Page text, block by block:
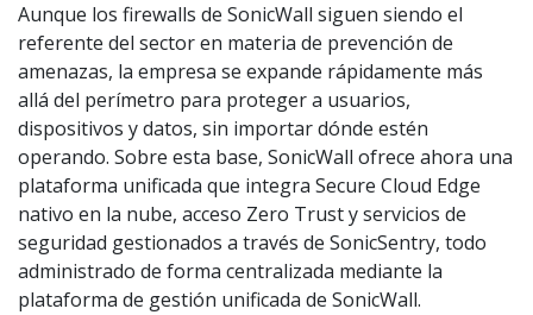
Aunque los firewalls de SonicWall siguen siendo el
referente del sector en materia de prevención de
amenazas, la empresa se expande rápidamente más
allá del perímetro para proteger a usuarios,
dispositivos y datos, sin importar dónde estén
operando. Sobre esta base, SonicWall ofrece ahora una
plataforma unificada que integra Secure Cloud Edge
nativo en la nube, acceso Zero Trust y servicios de
seguridad gestionados a través de SonicSentry, todo
administrado de forma centralizada mediante la
plataforma de gestión unificada de SonicWall.